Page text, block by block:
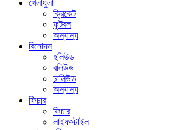
খেলাধুলা
ক্রিকেট
ফুটবল
অন্যান্য
বিনোদন
হলিউড
বলিউড
ঢালিউড
অন্যান্য
ফিচার
ফিচার
লাইফস্টাইল